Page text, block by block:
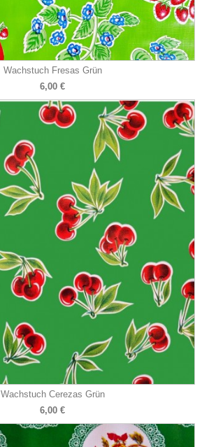
Wachstuch Fresas Grün
6,00 €
Wachstuch Cerezas Grün
6,00 €